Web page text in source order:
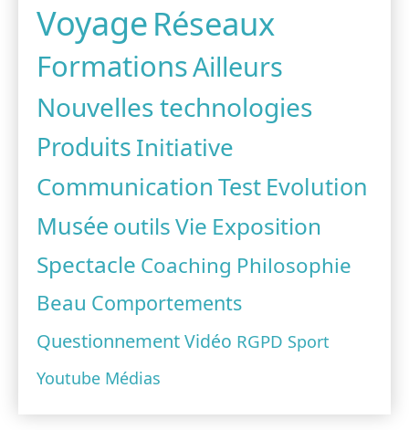
VoyageRéseaux
FormationsAilleurs
Nouvelles technologies
ProduitsInitiative
Communication Test Evolution
Musée outilsVie Exposition
Spectacle Coaching Philosophie
Beau Comportements
QuestionnementVidéo RGPD Sport
Youtube Médias